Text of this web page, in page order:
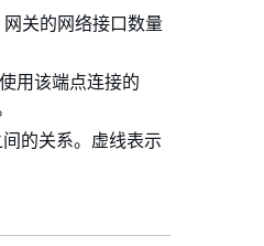
关的网络接口数量
用该端点连接的
的关系。虚线表示